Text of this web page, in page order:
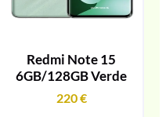
Redmi Note 15
6GB/128GB Verde
220€